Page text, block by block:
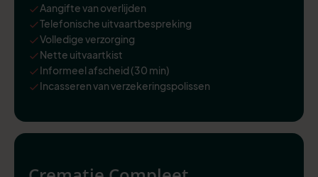
Aangifte van overlijden
Telefonische uitvaartbespreking
Volledige verzorging
Nette uitvaartkist
Informeel afscheid (30 min)
Incasseren van verzekeringspolissen